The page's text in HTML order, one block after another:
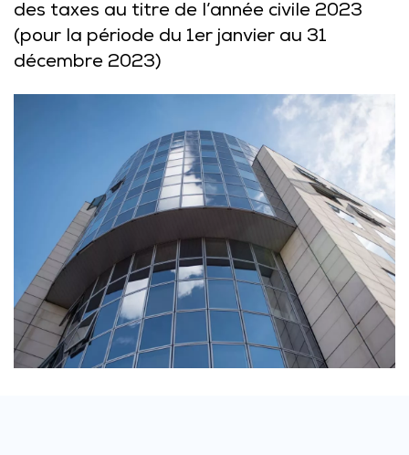
des taxes au titre de l’année civile 2023
(pour la période du 1er janvier au 31
décembre 2023)